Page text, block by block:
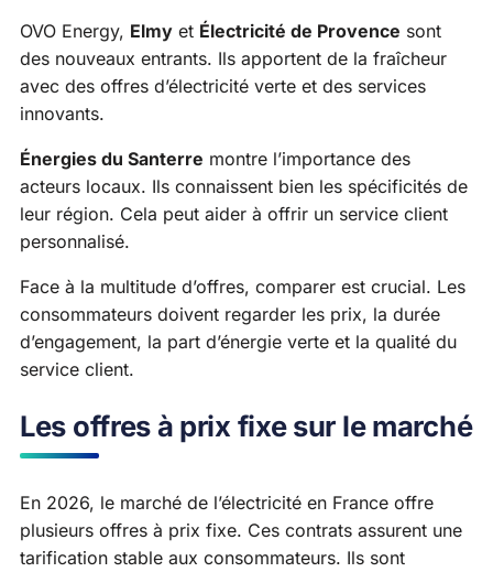
OVO Energy, Elmy et Électricité de Provence sont
des nouveaux entrants. Ils apportent de la fraîcheur
avec des offres d’électricité verte et des services
innovants.
Énergies du Santerre montre l’importance des
acteurs locaux. Ils connaissent bien les spécificités de
leur région. Cela peut aider à offrir un service client
personnalisé.
Face à la multitude d’offres, comparer est crucial. Les
consommateurs doivent regarder les prix, la durée
d’engagement, la part d’énergie verte et la qualité du
service client.
Les offres à prix fixe sur le marché
En 2026, le marché de l’électricité en France offre
plusieurs offres à prix fixe. Ces contrats assurent une
tarification stable aux consommateurs. Ils sont